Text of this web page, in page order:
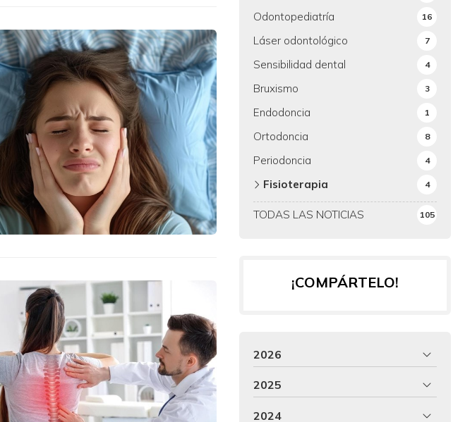
TODAS LAS NOTICIAS 105
Odontopediatría 16
Láser odontológico 7
Sensibilidad dental 4
Bruxismo 3
Endodoncia 1
Ortodoncia 8
Periodoncia 4
Fisioterapia 4
¡COMPÁRTELO!
2026
2025
2024